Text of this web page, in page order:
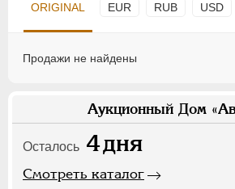
ORIGINAL EUR RUB USD
Продажи не найдены
Аукционный Дом
Осталось 4дня
Смотреть каталог